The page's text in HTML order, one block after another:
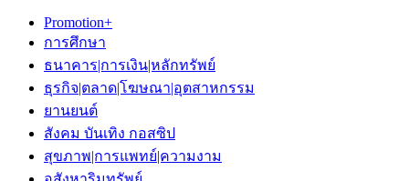
Promotion+
การศึกษา
ธนาคาร|การเงิน|หลักทรัพย์
ธุรกิจ|ตลาด|โฆษณา|อุตสาหกรรม
ยานยนต์
สังคม บันเทิง กอสซิป
สุขภาพ|การแพทย์|ความงาม